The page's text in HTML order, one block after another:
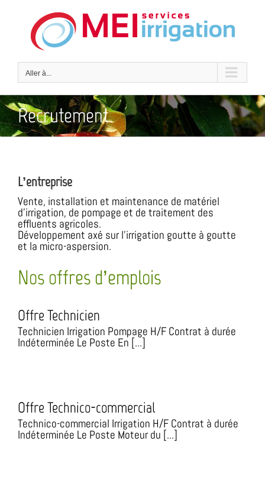
content
Aller à...
Recrutement
L’entreprise
Vente, installation et maintenance de matériel
d’irrigation, de pompage et de traitement des
effluents agricoles.
Développement axé sur l’irrigation goutte à goutte
et la micro-aspersion.
Nos offres d’emplois
Offre Technicien
Technicien Irrigation Pompage H/F Contrat à durée
Indéterminée Le Poste En [...]
Offre Technico-commercial
Technico-commercial Irrigation H/F Contrat à durée
Indéterminée Le Poste Moteur du [...]